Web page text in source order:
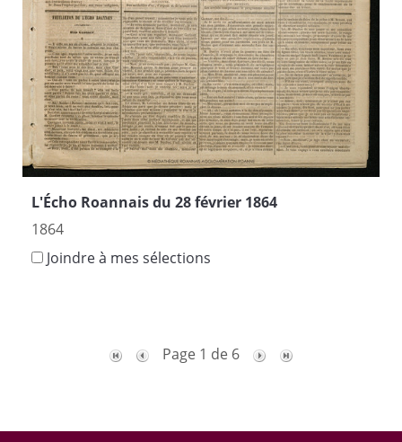
L'Écho Roannais du 28 février 1864
1864
Joindre à mes sélections
Page 1 de 6